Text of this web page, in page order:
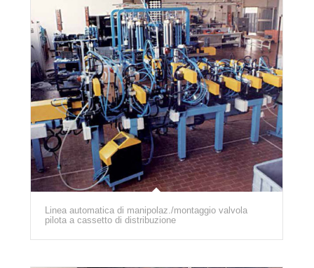
Linea automatica di manipolaz./montaggio valvola
pilota a cassetto di distribuzione